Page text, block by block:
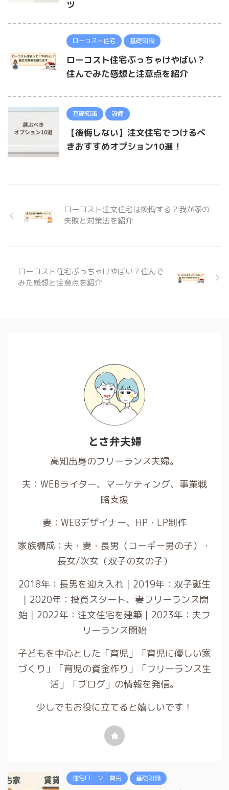
ツ
ローコスト住宅 基礎知識
ローコスト住宅ぶっちゃけやばい？
住んでみた感想と注意点を紹介
基礎知識 設備
【後悔しない】注文住宅でつけるべ
きおすすめオプション10選！
ローコスト注文住宅は後悔する？我が家の
失敗と対策法を紹介
ローコスト住宅ぶっちゃけやばい？住んで
みた感想と注意点を紹介
とさ弁夫婦
高知出身のフリーランス夫婦。
夫：WEBライター、マーケティング、事業戦
略支援
妻：WEBデザイナー、HP・LP制作
家族構成：夫・妻・長男（コーギー男の子）・
長女/次女（双子の女の子）
2018年：長男を迎え入れ｜2019年：双子誕生
｜2020年：投資スタート、妻フリーランス開
始｜2022年：注文住宅を建築｜2023年：夫フ
リーランス開始
子どもを中心とした「育児」「育児に優しい家
づくり」「育児の資金作り」「フリーランス生
活」「ブログ」の情報を発信。
少しでもお役に立てると嬉しいです！
住宅ローン・費用 基礎知識